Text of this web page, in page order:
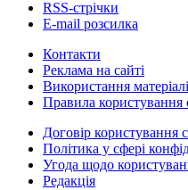
RSS-стрічки
E-mail розсилка
Контакти
Реклама на сайті
Використання
Правила користування
Договір користування
Політика у сфері
Угода щодо
Редакція